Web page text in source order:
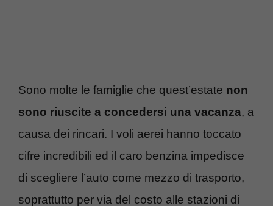
Sono molte le famiglie che quest’estate non
sono riuscite a concedersi una vacanza, a
causa dei rincari. I voli aerei hanno toccato
cifre incredibili ed il caro benzina impedisce
di scegliere l’auto come mezzo di trasporto,
soprattutto per via del costo alle stazioni di